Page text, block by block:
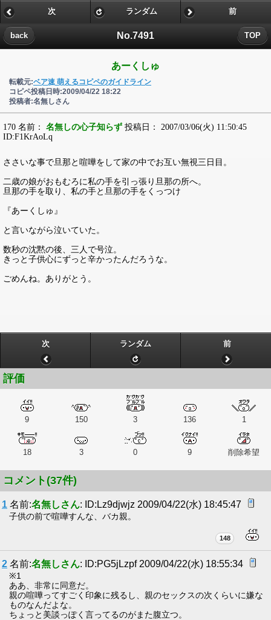
No.7491
back TOP
次 ランダム 前
あーくしゅ
転載元:ベア速 萌えるコピペのガイドライン
コピペ投稿日時:2009/04/22 18:22
投稿者:名無しさん
170 名前： 名無しの心子知らず 投稿日： 2007/03/06(火) 11:50:45
ID:F1KrAoLq
ささいな事で旦那と喧嘩をして家の中でお互い無視三日目。
二歳の娘がおもむろに私の手を引っ張り旦那の所へ。
旦那の手を取り、私の手と旦那の手をくっつけ
『あーくしゅ』
と言いながら泣いていた。
数秒の沈黙の後、三人で号泣。
きっと子供心にずっと辛かったんだろうな。
ごめんね。ありがとう。
次 ランダム 前
評価
9 150 3 136 1
18 3 0 9 削除希望
コメント(37件)
1 名前:名無しさん: ID:Lz9djwjz 2009/04/22(水) 18:45:47
子供の前で喧嘩すんな、バカ親。
148
2 名前:名無しさん: ID:PG5jLzpf 2009/04/22(水) 18:55:34
※1
ああ、非常に同意だ。
親の喧嘩ってすごく印象に残るし、親のセックスの次くらいに嫌な
ものなんだよな。
ちょっと美談っぽく言ってるのがまた腹立つ。